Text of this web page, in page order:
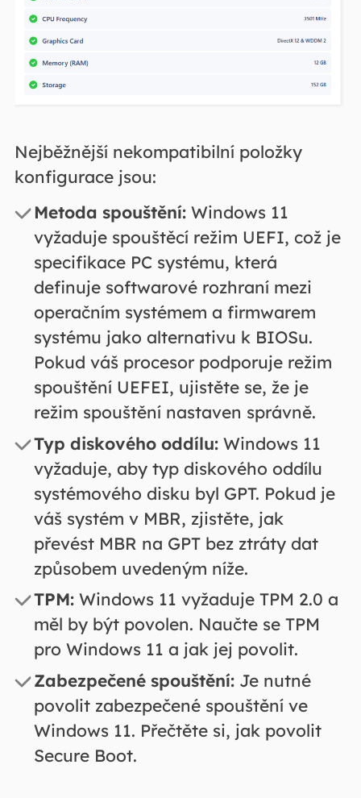
Nejběžnější nekompatibilní položky
konfigurace jsou:
Metoda spouštění:Windows 11
vyžaduje spouštěcí režim UEFI, což je
specifikace PC systému, která
definuje softwarové rozhraní mezi
operačním systémem a firmwarem
systému jako alternativu k BIOSu.
Pokud váš procesor podporuje režim
spouštění UEFEI, ujistěte se, že je
režim spouštění nastaven správně.
Typ diskového oddílu:Windows 11
vyžaduje, aby typ diskového oddílu
systémového disku byl GPT. Pokud je
váš systém v MBR, zjistěte, jak
převést MBR na GPT bez ztráty dat
způsobem uvedeným níže.
TPM:Windows 11 vyžaduje TPM 2.0 a
měl by být povolen. Naučte se TPM
pro Windows 11 a jak jej povolit.
Zabezpečené spouštění:Je nutné
povolit zabezpečené spouštění ve
Windows 11. Přečtěte si, jak povolit
Secure Boot.